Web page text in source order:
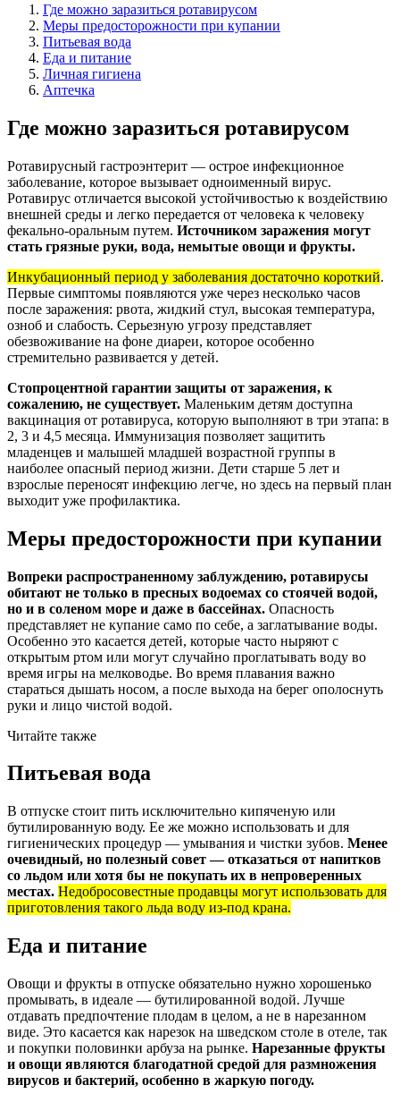
Где можно заразиться ротавирусом
Меры предосторожности при купании
Питьевая вода
Еда и питание
Личная гигиена
Аптечка
Где можно заразиться ротавирусом
Ротавирусный гастроэнтерит — острое инфекционное
заболевание, которое вызывает одноименный вирус.
Ротавирус отличается высокой устойчивостью к воздействию
внешней среды и легко передается от человека к человеку
фекально-оральным путем. Источником заражения могут
стать грязные руки, вода, немытые овощи и фрукты.
Инкубационный период у заболевания достаточно короткий.
Первые симптомы появляются уже через несколько часов
после заражения: рвота, жидкий стул, высокая температура,
озноб и слабость. Серьезную угрозу представляет
обезвоживание на фоне диареи, которое особенно
стремительно развивается у детей.
Стопроцентной гарантии защиты от заражения, к
сожалению, не существует. Маленьким детям доступна
вакцинация от ротавируса, которую выполняют в три этапа: в
2, 3 и 4,5 месяца. Иммунизация позволяет защитить
младенцев и малышей младшей возрастной группы в
наиболее опасный период жизни. Дети старше 5 лет и
взрослые переносят инфекцию легче, но здесь на первый план
выходит уже профилактика.
Меры предосторожности при купании
Вопреки распространенному заблуждению, ротавирусы
обитают не только в пресных водоемах со стоячей водой,
но и в соленом море и даже в бассейнах. Опасность
представляет не купание само по себе, а заглатывание воды.
Особенно это касается детей, которые часто ныряют с
открытым ртом или могут случайно проглатывать воду во
время игры на мелководье. Во время плавания важно
стараться дышать носом, а после выхода на берег ополоснуть
руки и лицо чистой водой.
Читайте также
Питьевая вода
В отпуске стоит пить исключительно кипяченую или
бутилированную воду. Ее же можно использовать и для
гигиенических процедур — умывания и чистки зубов. Менее
очевидный, но полезный совет — отказаться от напитков
со льдом или хотя бы не покупать их в непроверенных
местах. Недобросовестные продавцы могут использовать для
приготовления такого льда воду из-под крана.
Еда и питание
Овощи и фрукты в отпуске обязательно нужно хорошенько
промывать, в идеале — бутилированной водой. Лучше
отдавать предпочтение плодам в целом, а не в нарезанном
виде. Это касается как нарезок на шведском столе в отеле, так
и покупки половинки арбуза на рынке. Нарезанные фрукты
и овощи являются благодатной средой для размножения
вирусов и бактерий, особенно в жаркую погоду.